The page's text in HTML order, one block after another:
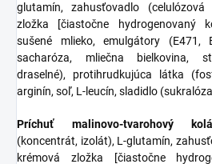
glutamín, zahusťovadlo
zložka [čiastočne hydrogenovaný
sušené mlieko, emulgátory (E471,
sacharóza, mliečna bielkovina,
draselné), protihrudkujúca látka
arginín, soľ, L-leucín, sladidlo
Príchuť malinovo-tvarohový
(koncentrát, izolát), L-glutamín,
krémová zložka [čiastočne